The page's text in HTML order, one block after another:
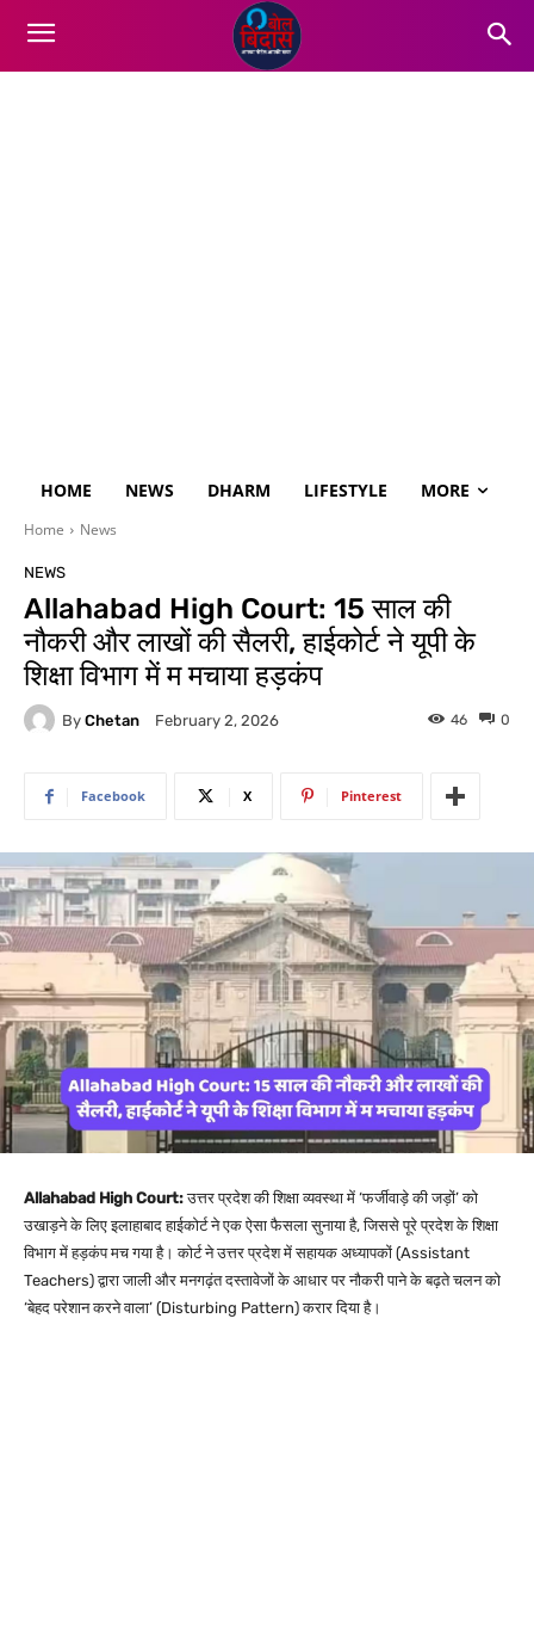
HOME NEWS DHARM LIFESTYLE MORE
Home News
NEWS
Allahabad High Court: 15 साल की
नौकरी और लाखों की सैलरी, हाईकोर्ट ने यूपी के
शिक्षा विभाग में म मचाया हड़कंप
By Chetan February 2, 2026 0
46
Facebook X Pinterest
Allahabad High Court:उत्तर प्रदेश की शिक्षा व्यवस्था में ‘फर्जीवाड़े की जड़ों’ को
उखाड़ने के लिए इलाहाबाद हाईकोर्ट ने एक ऐसा फैसला सुनाया है, जिससे पूरे प्रदेश के शिक्षा
विभाग में हड़कंप मच गया है। कोर्ट ने उत्तर प्रदेश में सहायक अध्यापकों (Assistant
Teachers) द्वारा जाली और मनगढ़ंत दस्तावेजों के आधार पर नौकरी पाने के बढ़ते चलन को
‘बेहद परेशान करने वाला’ (Disturbing Pattern) करार दिया है।